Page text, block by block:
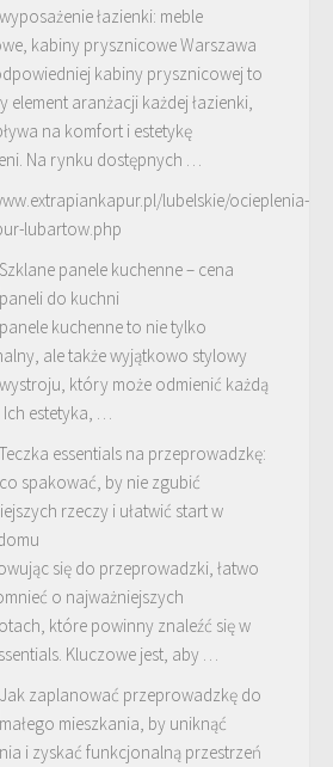
wyposażenie łazienki: meble
kabiny prysznicowe Warszawa
kabiny prysznicowej to
element aranżacji każdej łazienki,
na komfort i estetykę
Na rynku dostępnych …
lubelskie/ocieplenia-
lubartow.php
Szklane panele kuchenne – cena
paneli do kuchni
kuchenne to nie tylko
ale także wyjątkowo stylowy
który może odmienić każdą
Ich estetyka, …
Teczka essentials na przeprowadzkę:
co spakować, by nie zgubić
rzeczy i ułatwić start w
się do przeprowadzki, łatwo
o najważniejszych
które powinny znaleźć się w
Kluczowe jest, aby …
Jak zaplanować przeprowadzkę do
małego mieszkania, by uniknąć
i zyskać funkcjonalną przestrzeń